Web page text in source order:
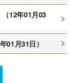
12年01月03
01月31日）